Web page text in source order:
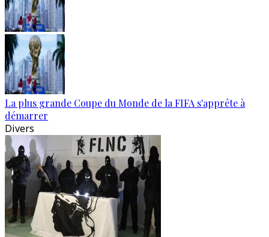
La plus grande Coupe du Monde de la FIFA s'apprête à
démarrer
Divers